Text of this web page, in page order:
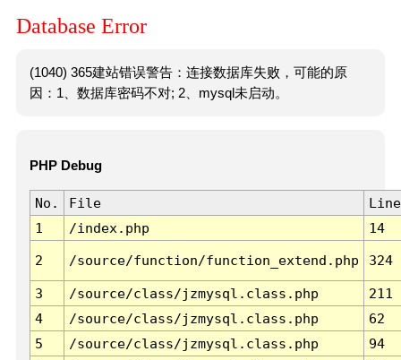
Database Error
(1040) 365建站错误警告：连接数据库失败，可能的原
因：1、数据库密码不对; 2、mysql未启动。
PHP Debug
No. File
Line
1
/index.php 14
2 /source/function/function_extend.php 324
3 /source/class/jzmysql.class.php
211
4
/source/class/jzmysql.class.php
62
5
/source/class/jzmysql.class.php
94